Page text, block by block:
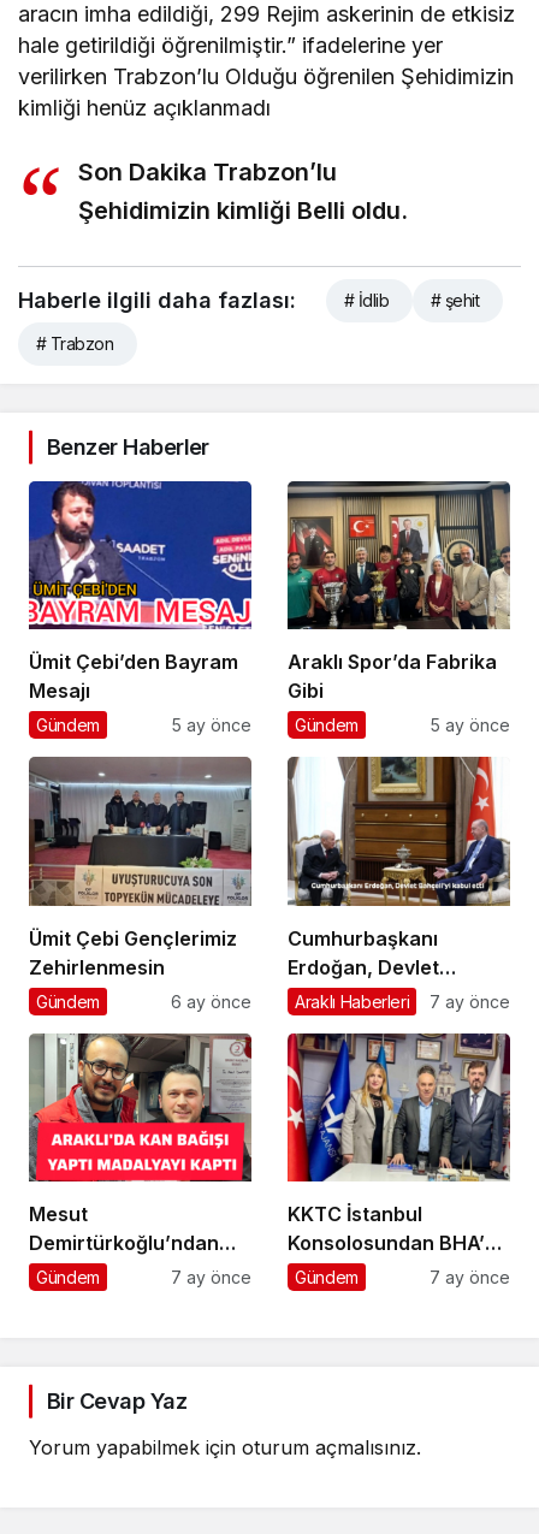
aracın imha edildiği, 299 Rejim askerinin de etkisiz
hale getirildiği öğrenilmiştir.” ifadelerine yer
verilirken Trabzon’lu Olduğu öğrenilen Şehidimizin
kimliği henüz açıklanmadı
Son Dakika Trabzon’lu
Şehidimizin kimliği Belli oldu.
Haberle ilgili daha fazlası: # İdlib # şehit
# Trabzon
Benzer Haberler
Ümit Çebi’den Bayram
Mesajı
Gündem 5 ay önce
Araklı Spor’da Fabrika
Gibi
Gündem 5 ay önce
Ümit Çebi Gençlerimiz
Zehirlenmesin
Gündem 6 ay önce
Cumhurbaşkanı
Erdoğan, Devlet
Bahçeli’yi kabul etti
Araklı Haberleri 7 ay önce
Mesut
Demirtürkoğlu’ndan
Örnek Davranış
Gündem 7 ay önce
KKTC İstanbul
Konsolosundan BHA’ya
Ziyaret
Gündem 7 ay önce
Bir Cevap Yaz
Yorum yapabilmek için oturum açmalısınız.